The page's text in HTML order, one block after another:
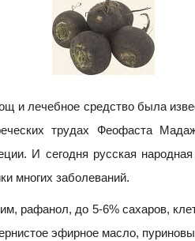
и лечебное средство была
трудах Феофаста
И сегодня русская
многих заболеваний.
рафанол, до 5-6% сахаров,
эфирное масло,